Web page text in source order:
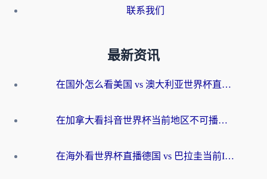
联系我们
最新资讯
在国外怎么看美国 vs 澳大利亚世界杯直播？海外党必藏的中文解说观赛指南
在加拿大看抖音世界杯当前地区不可播放？海外党体育观赛终极指南
在海外看世界杯直播德国 vs 巴拉圭当前IP受限制？这篇指南帮你轻松解决地区限制